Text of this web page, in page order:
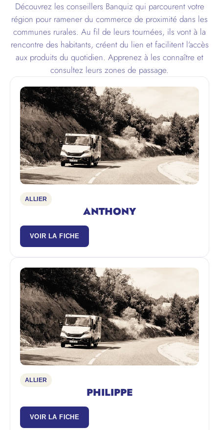
Découvrez les conseillers Banquiz qui parcourent votre
région pour ramener du commerce de proximité dans les
communes rurales. Au fil de leurs tournées, ils vont à la
rencontre des habitants, créent du lien et facilitent l’accès
aux produits du quotidien. Apprenez à les connaître et
consultez leurs zones de passage.
ALLIER
ANTHONY
VOIR LA FICHE
ALLIER
PHILIPPE
VOIR LA FICHE